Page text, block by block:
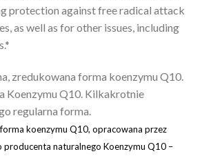
protection against free radical attack
as well as for other issues, including
zredukowana forma koenzymu Q10.
Koenzymu Q10. Kilkakrotnie
regularna forma.
koenzymu Q10, opracowana przez
producenta naturalnego Koenzymu Q10 –